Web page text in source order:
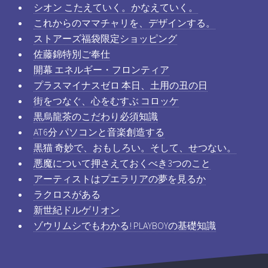
シオン こたえていく。かなえていく。
これからのママチャリを、デザインする。
ストアーズ福袋限定ショッピング
佐藤錦特別ご奉仕
開幕 エネルギー・フロンティア
プラスマイナスゼロ 本日、土用の丑の日
街をつなぐ、心をむすぶ コロッケ
黒烏龍茶のこだわり必須知識
AT6分 パソコンと音楽創造する
黒猫 奇妙で、おもしろい。そして、せつない。
悪魔について押さえておくべき3つのこと
アーティストはプエラリアの夢を見るか
ラクロスがある
新世紀ドルゲリオン
ゾウリムシでもわかる! PLAYBOYの基礎知識